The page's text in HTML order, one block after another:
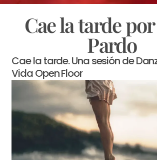
Cae la tarde
Pardo
Cae la tarde. Una sesión de
Vida Open Floor